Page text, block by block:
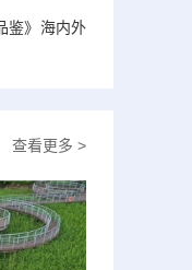
鉴》海内外
查看更多 >